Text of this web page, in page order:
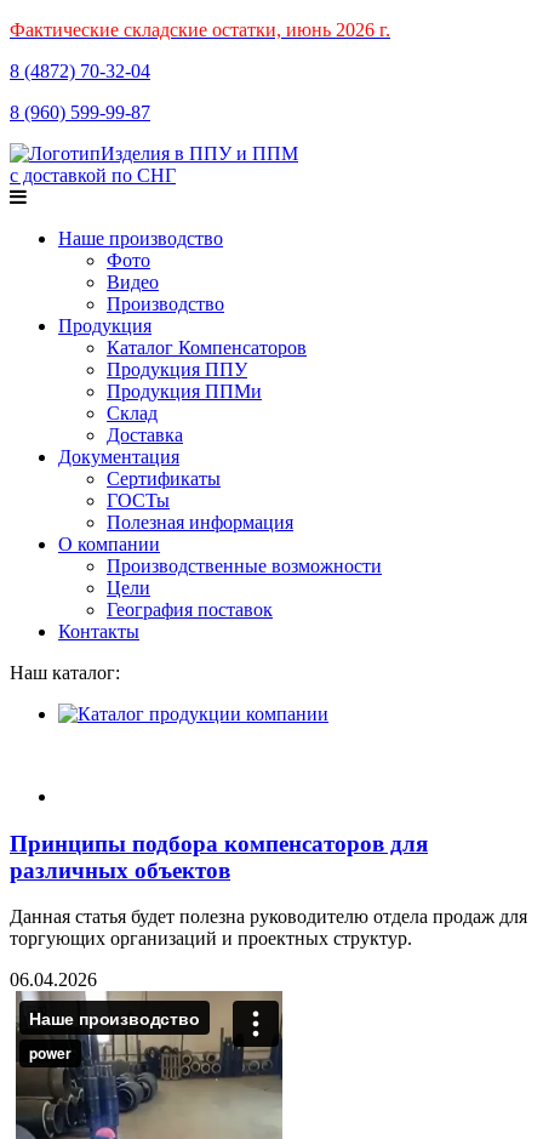
Фактические складские остатки, июнь 2026 г.
8 (4872) 70-32-04
8 (960) 599-99-87
Изделия в ППУ и ППМ
с доставкой по СНГ
Наше производство
Фото
Видео
Производство
Продукция
Каталог Компенсаторов
Продукция ППУ
Продукция ППМи
Склад
Доставка
Документация
Сертификаты
ГОСТы
Полезная информация
О компании
Производственные возможности
Цели
География поставок
Контакты
Наш каталог:
Принципы подбора компенсаторов для
различных объектов
Данная статья будет полезна руководителю отдела продаж для
торгующих организаций и проектных структур.
06.04.2026